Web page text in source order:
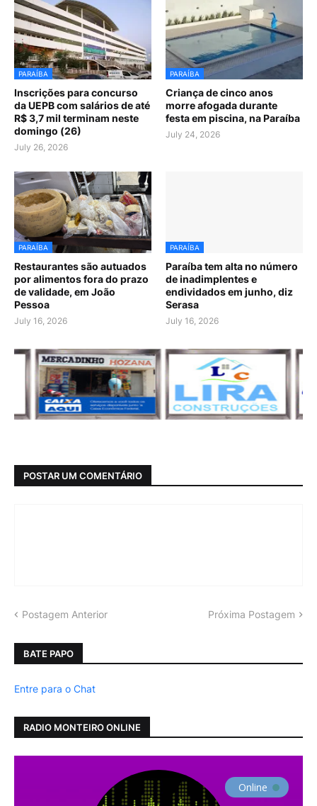
PARAÍBA
Inscrições para concurso
da UEPB com salários de até
R$ 3,7 mil terminam neste
domingo (26)
July 26, 2026
PARAÍBA
Criança de cinco anos
morre afogada durante
festa em piscina, na Paraíba
July 24, 2026
PARAÍBA
Restaurantes são autuados
por alimentos fora do prazo
de validade, em João
Pessoa
July 16, 2026
PARAÍBA
Paraíba tem alta no número
de inadimplentes e
endividados em junho, diz
Serasa
July 16, 2026
POSTAR UM COMENTÁRIO
Postagem Anterior Próxima Postagem
BATE PAPO
Entre para o Chat
RADIO MONTEIRO ONLINE